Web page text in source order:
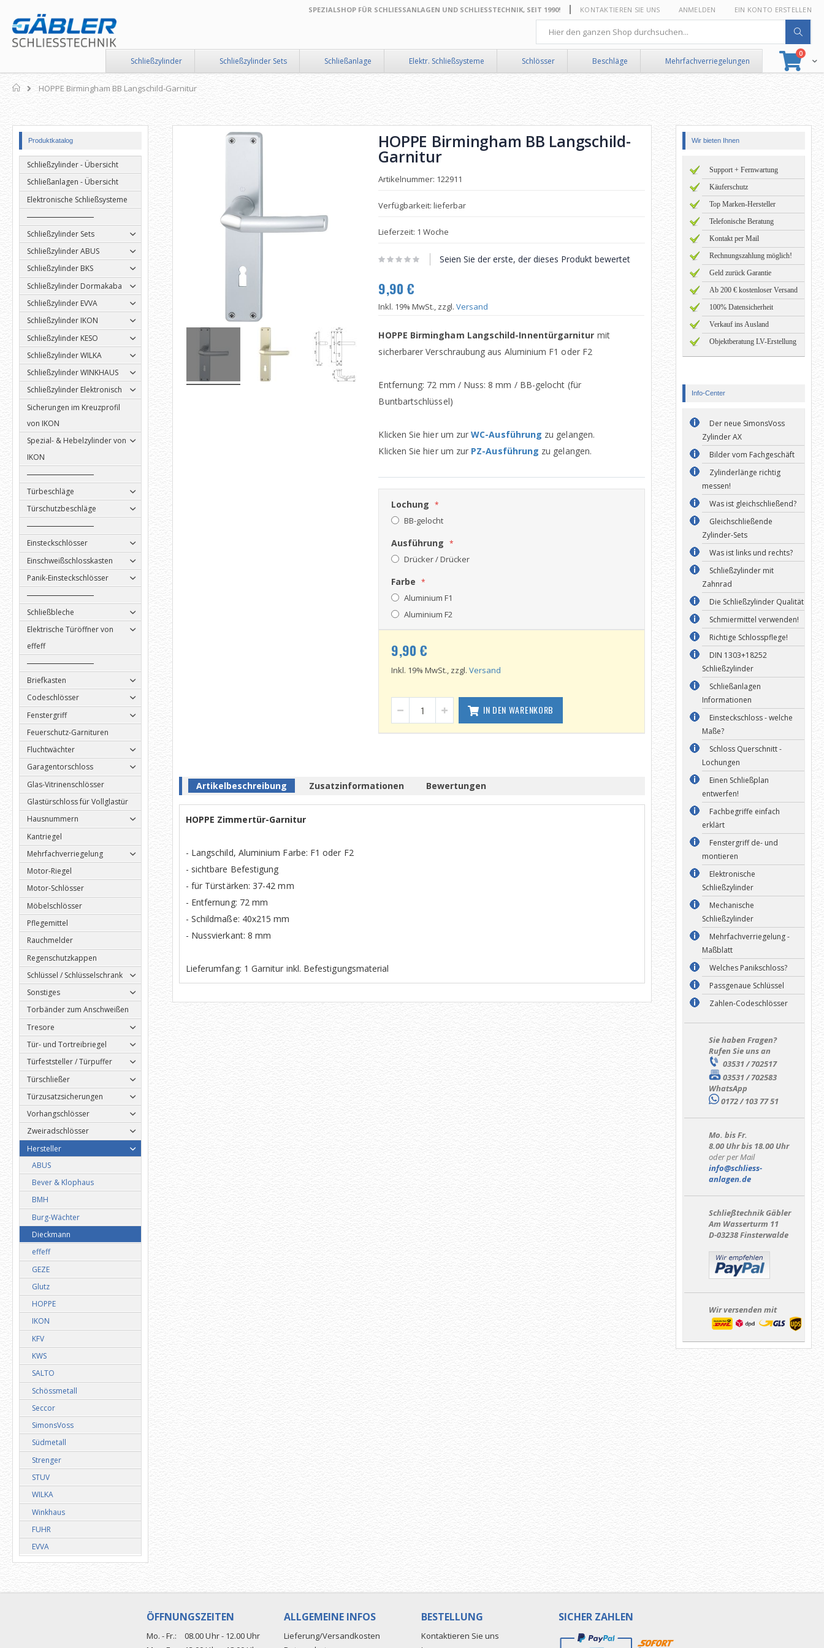
zum
Inhalt
SPEZIALSHOP FÜR SCHLIESSANLAGEN UND SCHLIESSTECHNIK, SEIT 1990! KONTAKTIEREN SIE UNS ANMELDEN EIN KONTO ERSTELLEN
0Artikel
Suche
Suche
Schließzylinder Schließzylinder Sets Schließanlage Elektr. Schließsysteme Schlösser Beschläge Mehrfachverriegelungen
Home
HOPPE Birmingham BB Langschild-Garnitur
HOPPE Birmingham BB Langschild-
Garnitur
Artikelnummer: 122911
Verfügbarkeit: lieferbar
Lieferzeit: 1 Woche
Seien Sie der erste, der dieses Produkt bewertet
9,90 €
Inkl. 19% MwSt., zzgl.Versand
HOPPE Birmingham Langschild-Innentürgarnitur mit
sicherbarer Verschraubung aus Aluminium F1 oder F2
Entfernung: 72 mm / Nuss: 8 mm / BB-gelocht (für
Buntbartschlüssel)
Klicken Sie hier um zurWC-Ausführung zu gelangen.
Klicken Sie hier um zur PZ-Ausführung zu gelangen.
Lochung
BB-gelocht
Ausführung
Drücker / Drücker
Farbe
Aluminium F1
Aluminium F2
9,90 €
Inkl. 19% MwSt., zzgl.Versand
IN DEN WARENKORB
Artikelbeschreibung
HOPPE Zimmertür-Garnitur
- Langschild, Aluminium Farbe: F1 oder F2
- sichtbare Befestigung
- für Türstärken: 37-42 mm
- Entfernung: 72 mm
- Schildmaße: 40x215 mm
- Nussvierkant: 8 mm
Lieferumfang: 1 Garnitur inkl. Befestigungsmaterial
Zusatzinformationen Bewertungen
Produktkatalog
Schließzylinder - Übersicht
Schließanlagen - Übersicht
Elektronische Schließsysteme
Schließzylinder Sets
Schließzylinder ABUS
Schließzylinder BKS
Schließzylinder Dormakaba
Schließzylinder EVVA
Schließzylinder IKON
Schließzylinder KESO
Schließzylinder WILKA
Schließzylinder WINKHAUS
Schließzylinder Elektronisch
Sicherungen im Kreuzprofil
von IKON
Spezial- & Hebelzylinder von
IKON
Türbeschläge
Türschutzbeschläge
Einsteckschlösser
Einschweißschlosskasten
Panik-Einsteckschlösser
Schließbleche
Elektrische Türöffner von
effeff
Briefkasten
Codeschlösser
Fenstergriff
Feuerschutz-Garnituren
Fluchtwächter
Garagentorschloss
Glas-Vitrinenschlösser
Glastürschloss für Vollglastür
Hausnummern
Kantriegel
Mehrfachverriegelung
Motor-Riegel
Motor-Schlösser
Möbelschlösser
Pflegemittel
Rauchmelder
Regenschutzkappen
Schlüssel / Schlüsselschrank
Sonstiges
Torbänder zum Anschweißen
Tresore
Tür- und Tortreibriegel
Türfeststeller / Türpuffer
Türschließer
Türzusatzsicherungen
Vorhangschlösser
Zweiradschlösser
Hersteller
ABUS
Bever & Klophaus
BMH
Burg-Wächter
Dieckmann
effeff
GEZE
Glutz
HOPPE
IKON
KFV
KWS
SALTO
Schössmetall
Seccor
SimonsVoss
Südmetall
Strenger
STUV
WILKA
Winkhaus
FUHR
EVVA
Wir bieten Ihnen
Support + Fernwartung
Käuferschutz
Top Marken-Hersteller
Telefonische Beratung
Kontakt per Mail
Rechnungszahlung möglich!
Geld zurück Garantie
Ab 200 € kostenloser Versand
100% Datensicherheit
Verkauf ins Ausland
Objektberatung LV-Erstellung
Info-Center
Der neue SimonsVoss
Zylinder AX
Bilder vom Fachgeschäft
Zylinderlänge richtig
messen!
Was ist gleichschließend?
Gleichschließende
Zylinder-Sets
Was ist links und rechts?
Schließzylinder mit
Zahnrad
Die Schließzylinder Qualität
Schmiermittel verwenden!
Richtige Schlosspflege!
DIN 1303+18252
Schließzylinder
Schließanlagen
Informationen
Einsteckschloss - welche
Maße?
Schloss Querschnitt -
Lochungen
Einen Schließplan
entwerfen!
Fachbegriffe einfach
erklärt
Fenstergriff de- und
montieren
Elektronische
Schließzylinder
Mechanische
Schließzylinder
Mehrfachverriegelung -
Maßblatt
Welches Panikschloss?
Passgenaue Schlüssel
Zahlen-Codeschlösser
Sie haben Fragen?
Rufen Sie uns an
03531 / 702517
03531 / 702583
WhatsApp
0172 / 103 77 51
Mo. bis Fr.
8.00 Uhr bis 18.00 Uhr
oder per Mail
info@schliess-
anlagen.de
Schließtechnik Gäbler
Am Wasserturm 11
D-03238 Finsterwalde
Wir versenden mit
ÖFFNUNGSZEITEN
Mo. - Fr.:
08.00 Uhr - 12.00 Uhr
ALLGEMEINE INFOS
Lieferung/Versandkosten
BESTELLUNG
Kontaktieren Sie uns
SICHER ZAHLEN